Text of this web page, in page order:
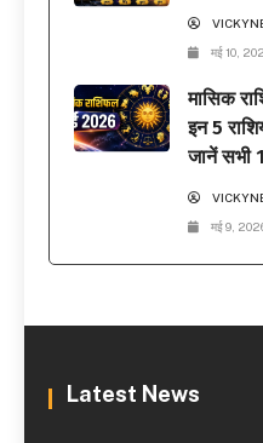
मई 10,
मासिक
इन 5
जानें सभी
मई 9,
Latest News